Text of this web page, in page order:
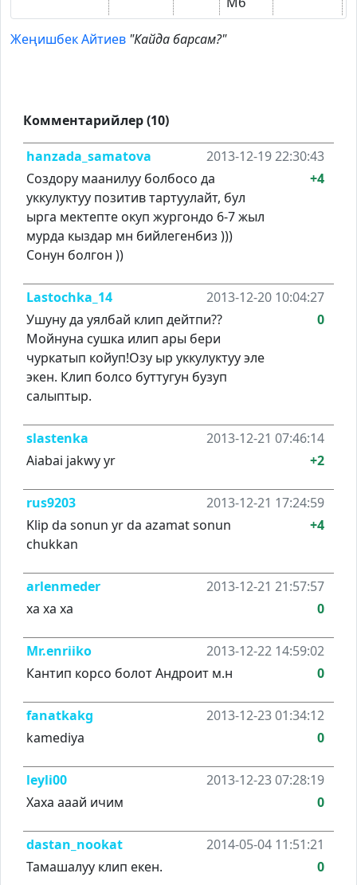
Жеңишбек Айтиев "Кайда барсам?"
Комментарийлер (10)
hanzada_samatova
2013-12-19 22:30:43
Создору маанилуу болбосо да
уккулуктуу позитив тартуулайт, бул
ырга мектепте окуп жургондо 6-7 жыл
мурда кыздар мн бийлегенбиз )))
Сонун болгон ))
+4
Lastochka_14
2013-12-20 10:04:27
Ушуну да уялбай клип дейтпи??
Мойнуна сушка илип ары бери
чуркатып койуп!Озу ыр уккулуктуу эле
экен. Клип болсо буттугун бузуп
салыптыр.
0
slastenka
2013-12-21 07:46:14
Aiabai jakwy yr
+2
rus9203
2013-12-21 17:24:59
Klip da sonun yr da azamat sonun
chukkan
+4
arlenmeder
2013-12-21 21:57:57
ха ха ха
0
Mr.enriiko
2013-12-22 14:59:02
Кантип корсо болот Андроит м.н
0
fanatkakg
2013-12-23 01:34:12
kamediya
0
leyli00
2013-12-23 07:28:19
Хаха ааай ичим
0
dastan_nookat
2014-05-04 11:51:21
Тамашалуу клип екен.
0